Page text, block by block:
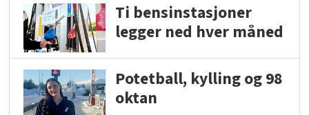
Ti bensinstasjoner
legger ned hver måned
Potetball, kylling og 98
oktan